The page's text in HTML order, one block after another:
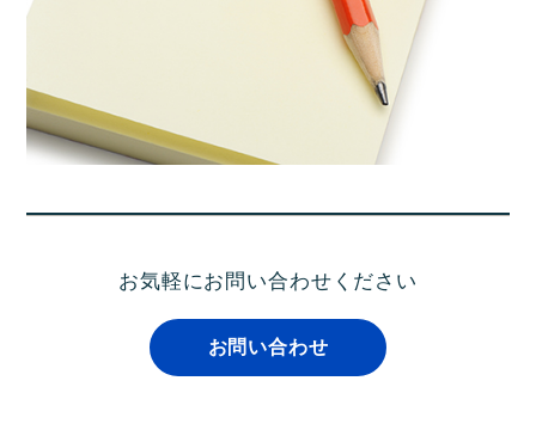
お気軽にお問い合わせください
お問い合わせ